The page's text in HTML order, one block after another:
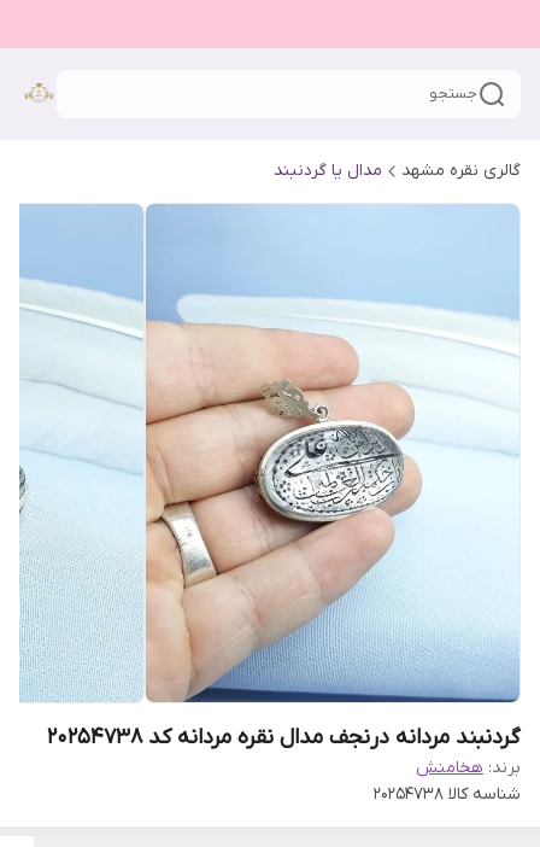
جستجو
گالری نقره مشهد مدال یا گردنبند
گردنبند مردانه درنجف مدال نقره مردانه کد 20254738
برند: هخامنش
شناسه کالا 20254738